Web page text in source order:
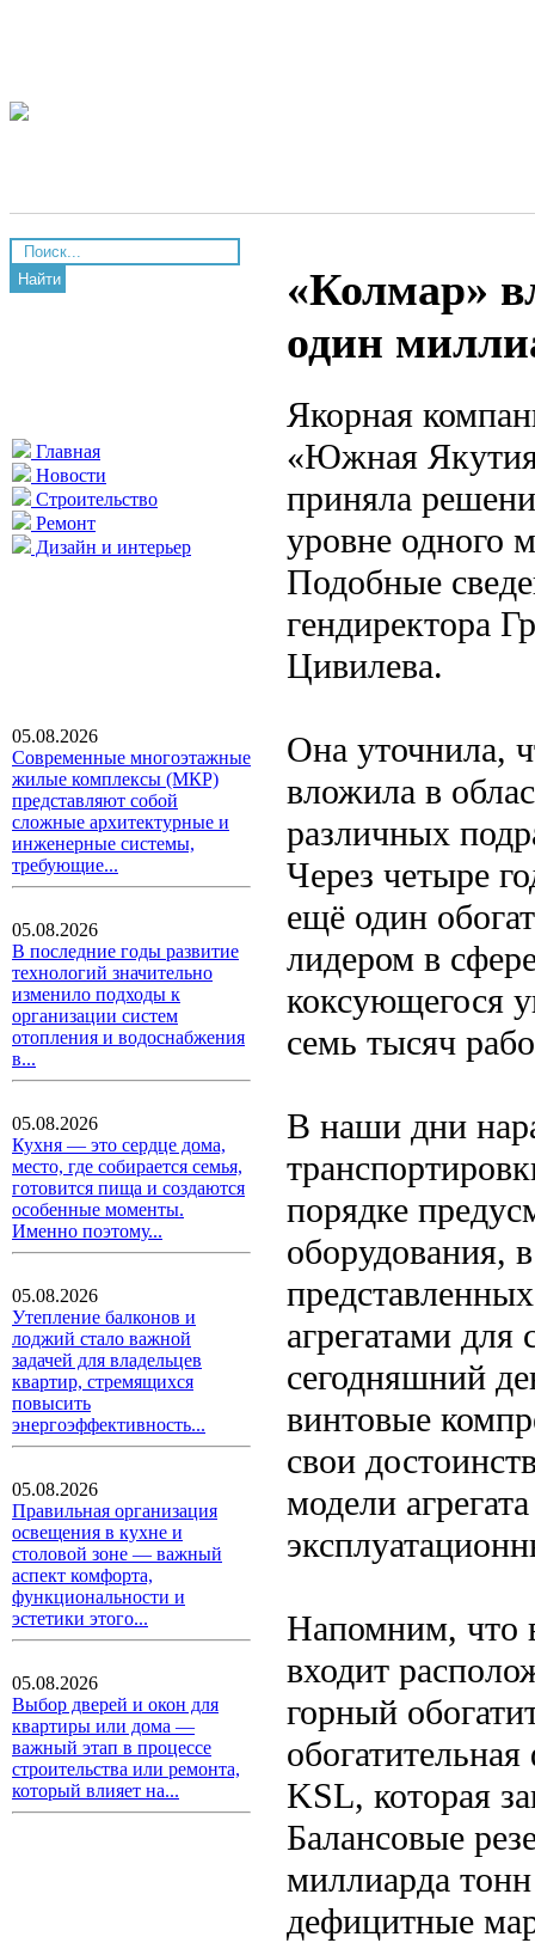
Найти
Главная
Новости
Строительство
Ремонт
Дизайн и интерьер
05.08.2026
Современные многоэтажные
жилые комплексы (МКР)
представляют собой
сложные архитектурные и
инженерные системы,
требующие...
05.08.2026
В последние годы развитие
технологий значительно
изменило подходы к
организации систем
отопления и водоснабжения
в...
05.08.2026
Кухня — это сердце дома,
место, где собирается семья,
готовится пища и создаются
особенные моменты.
Именно поэтому...
05.08.2026
Утепление балконов и
лоджий стало важной
задачей для владельцев
квартир, стремящихся
повысить
энергоэффективность...
05.08.2026
Правильная организация
освещения в кухне и
столовой зоне — важный
аспект комфорта,
функциональности и
эстетики этого...
05.08.2026
Выбор дверей и окон для
квартиры или дома —
важный этап в процессе
строительства или ремонта,
который влияет на...
«Колмар»
один
Якорная
«Южная
приняла
уровне одного
Подобные
гендиректора
Цивилева.
Она уточнила,
вложила в
различных
Через четыре
ещё один
лидером в
коксующегося
семь тысяч
В наши дни
порядке
оборудования,
агрегатами
сегодняшний
винтовые
свои
модели
Напомним, что
входит
горный
KSL, которая
Балансовые
миллиарда
дефицитные